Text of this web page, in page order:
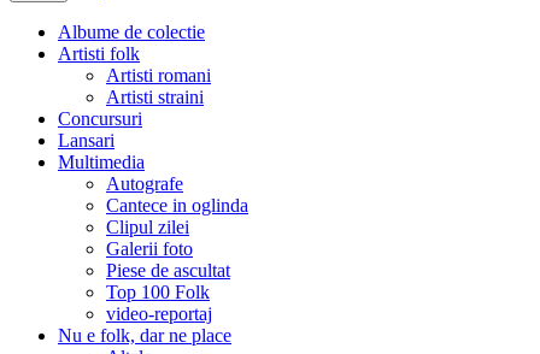
Albume de colectie
Artisti folk
Artisti romani
Artisti straini
Concursuri
Lansari
Multimedia
Autografe
Cantece in oglinda
Clipul zilei
Galerii foto
Piese de ascultat
Top 100 Folk
video-reportaj
Nu e folk, dar ne place